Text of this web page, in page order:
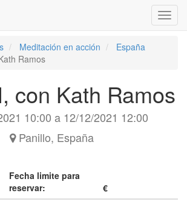
Meditación en acción
España
Ramos
con Kath Ramos
10:00 a 12/12/2021 12:00
Panillo, España
Fecha limite para
reservar:
€